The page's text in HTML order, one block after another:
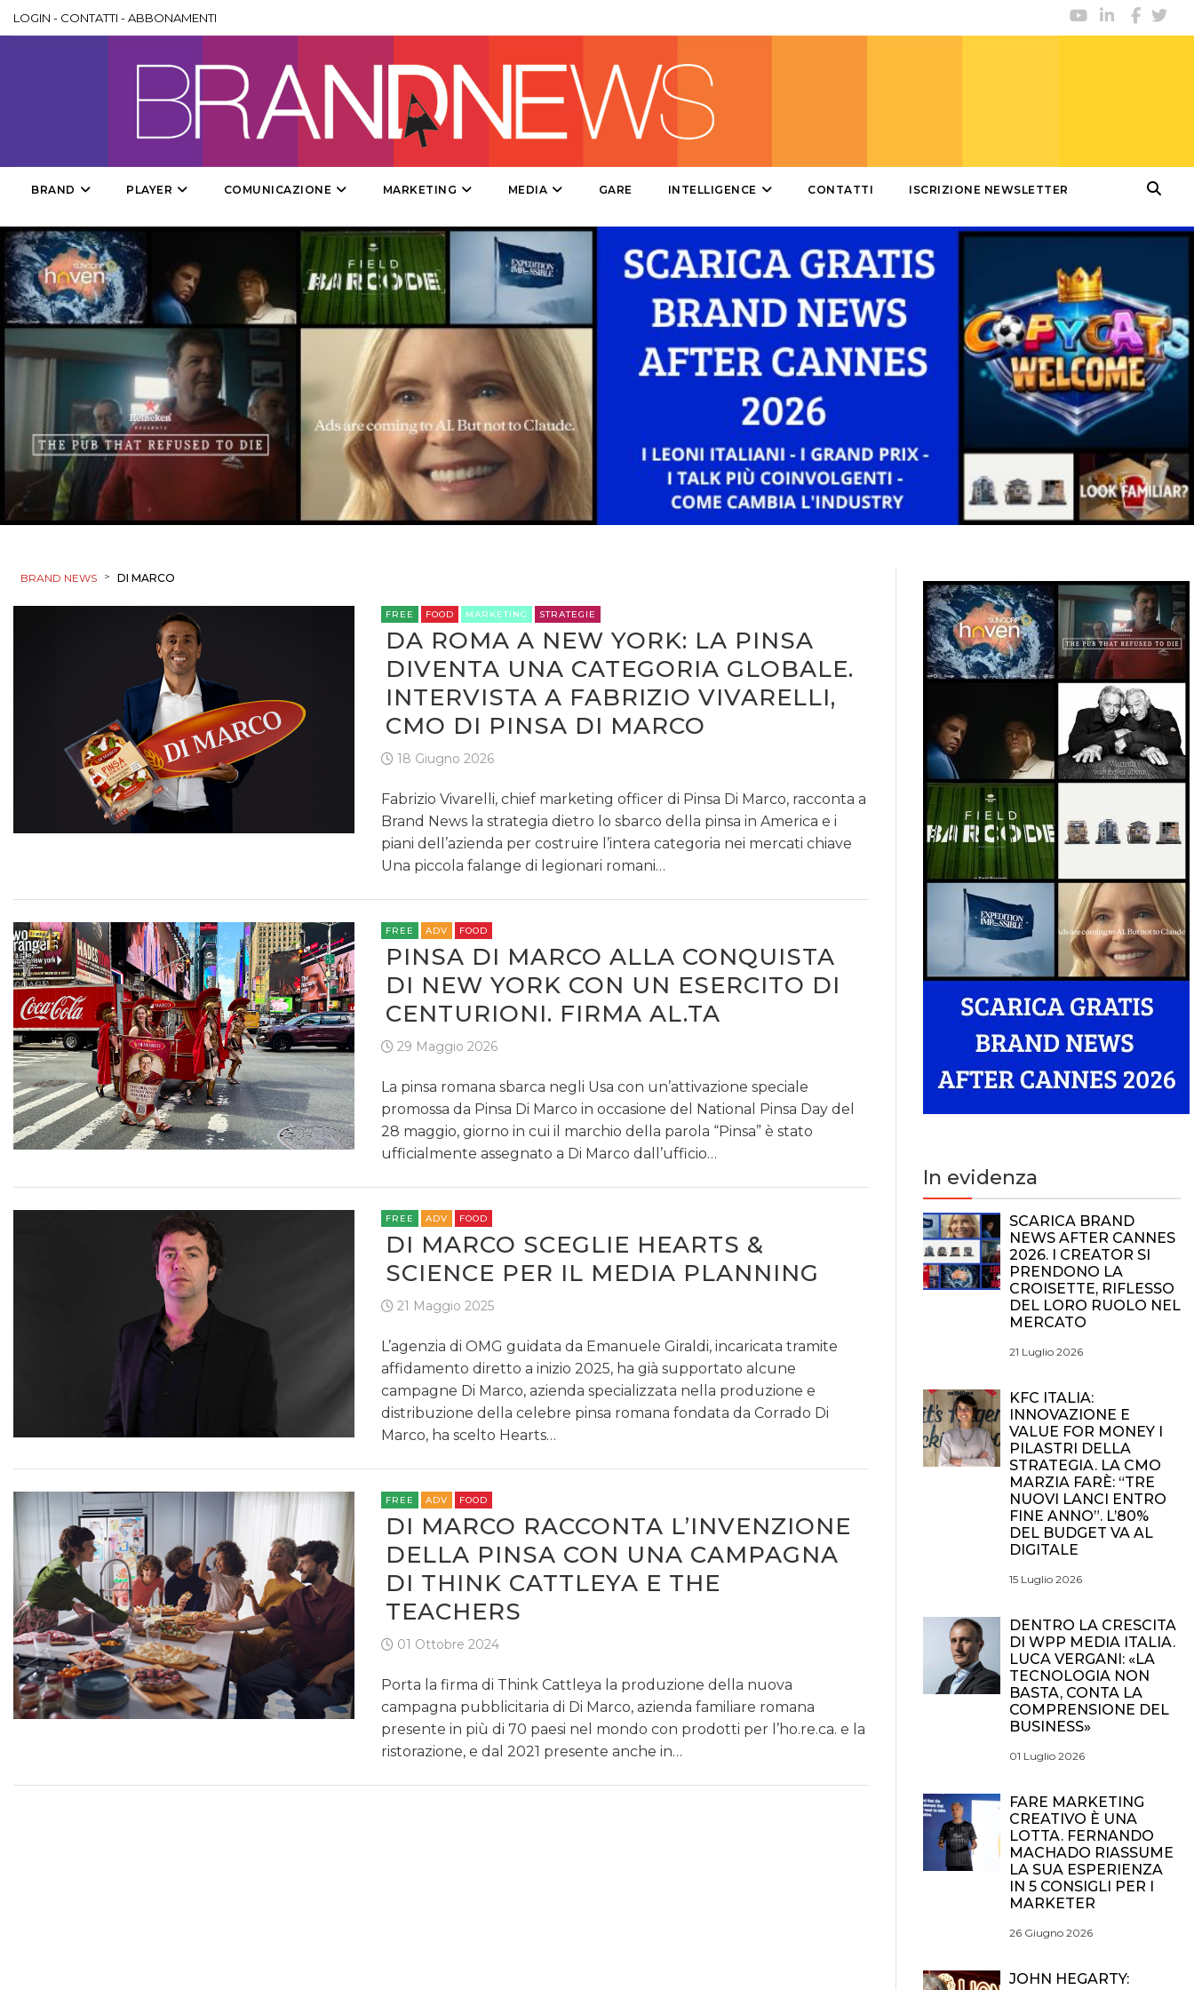
DESIGN
PRODOTTI
PUNTI VENDITA
CSR
STRATEGIE
CINEMA
EDITORIA
RADIO / AUDIO
TV
RICERCHE
PREVISIONI/SCENARI
NORMATIVE
TREND
CASE HISTORY
OPINIONI
LOGIN - CONTATTI -ABBONAMENTI
BRAND PLAYER COMUNICAZIONE MARKETING MEDIA GARE INTELLIGENCE CONTATTI ISCRIZIONE NEWSLETTER
BRAND NEWS > DI MARCO
FREE FOOD MARKETING STRATEGIE
DA ROMA A NEW YORK: LA PINSA
DIVENTA UNA CATEGORIA GLOBALE.
INTERVISTA A FABRIZIO VIVARELLI,
CMO DI PINSA DI MARCO
18 Giugno 2026
Fabrizio Vivarelli, chief marketing officer di Pinsa Di Marco, racconta a
Brand News la strategia dietro lo sbarco della pinsa in America e i
piani dell’azienda per costruire l’intera categoria nei mercati chiave
Una piccola falange di legionari romani…
FREE ADV FOOD
PINSA DI MARCO ALLA CONQUISTA
DI NEW YORK CON UN ESERCITO DI
CENTURIONI. FIRMA AL.TA
29 Maggio 2026
La pinsa romana sbarca negli Usa con un’attivazione speciale
promossa da Pinsa Di Marco in occasione del National Pinsa Day del
28 maggio, giorno in cui il marchio della parola “Pinsa” è stato
ufficialmente assegnato a Di Marco dall’ufficio…
FREE ADV FOOD
DI MARCO SCEGLIE HEARTS &
SCIENCE PER IL MEDIA PLANNING
21 Maggio 2025
L’agenzia di OMG guidata da Emanuele Giraldi, incaricata tramite
affidamento diretto a inizio 2025, ha già supportato alcune
campagne Di Marco, azienda specializzata nella produzione e
distribuzione della celebre pinsa romana fondata da Corrado Di
Marco, ha scelto Hearts…
FREE ADV FOOD
DI MARCO RACCONTA L’INVENZIONE
DELLA PINSA CON UNA CAMPAGNA
DI THINK CATTLEYA E THE
TEACHERS
01 Ottobre 2024
Porta la firma di Think Cattleya la produzione della nuova
campagna pubblicitaria di Di Marco, azienda familiare romana
presente in più di 70 paesi nel mondo con prodotti per l’ho.re.ca. e la
ristorazione, e dal 2021 presente anche in…
In evidenza
SCARICA BRAND
NEWS AFTER CANNES
2026. I CREATOR SI
PRENDONO LA
CROISETTE, RIFLESSO
DEL LORO RUOLO NEL
MERCATO
21 Luglio 2026
KFC ITALIA:
INNOVAZIONE E
VALUE FOR MONEY I
PILASTRI DELLA
STRATEGIA. LA CMO
MARZIA FARÈ: “TRE
NUOVI LANCI ENTRO
FINE ANNO”. L’80%
DEL BUDGET VA AL
DIGITALE
15 Luglio 2026
DENTRO LA CRESCITA
DI WPP MEDIA ITALIA.
LUCA VERGANI: «LA
TECNOLOGIA NON
BASTA, CONTA LA
COMPRENSIONE DEL
BUSINESS»
01 Luglio 2026
FARE MARKETING
CREATIVO È UNA
LOTTA. FERNANDO
MACHADO RIASSUME
LA SUA ESPERIENZA
IN 5 CONSIGLI PER I
MARKETER
26 Giugno 2026
JOHN HEGARTY: